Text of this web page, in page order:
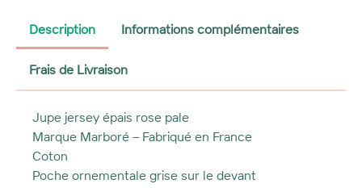
Description Informations complémentaires
Frais de Livraison
Jupe jersey épais rose pale
Marque Marboré – Fabriqué en France
Coton
Poche ornementale grise sur le devant